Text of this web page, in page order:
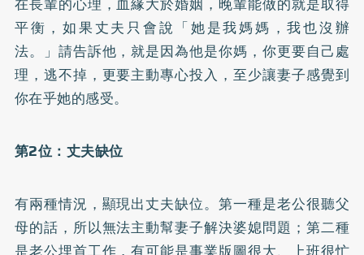
平衡，如果丈夫只會說「她是我媽媽，我也沒辦
法。」請告訴他，就是因為他是你媽，你更要自己處
理，逃不掉，更要主動專心投入，至少讓妻子感覺到
你在乎她的感受。
第2位：丈夫缺位
有兩種情況，顯現出丈夫缺位。第一種是老公很聽父
母的話，所以無法主動幫妻子解決婆媳問題；第二種